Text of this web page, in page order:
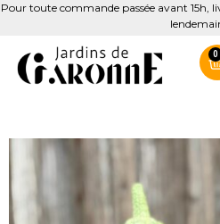
Pour toute commande passée avant 15h,
0